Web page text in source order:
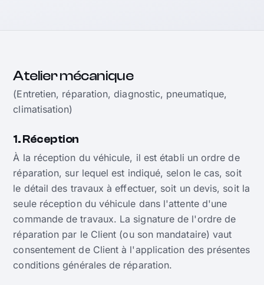
Atelier mécanique
(Entretien, réparation, diagnostic, pneumatique,
climatisation)
1. Réception
À la réception du véhicule, il est établi un ordre de
réparation, sur lequel est indiqué, selon le cas, soit
le détail des travaux à effectuer, soit un devis, soit la
seule réception du véhicule dans l'attente d'une
commande de travaux. La signature de l'ordre de
réparation par le Client (ou son mandataire) vaut
consentement de Client à l'application des présentes
conditions générales de réparation.